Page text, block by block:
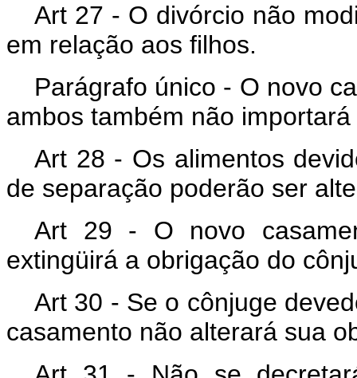
Art 27 - O divórcio não
em relação aos filhos.
Parágrafo único - O novo
ambos também não
Art 28 - Os alimentos
de separação poderão ser
Art 29 - O novo
extingüirá a obrigação do
Art 30 - Se o cônjuge
casamento não alterará sua